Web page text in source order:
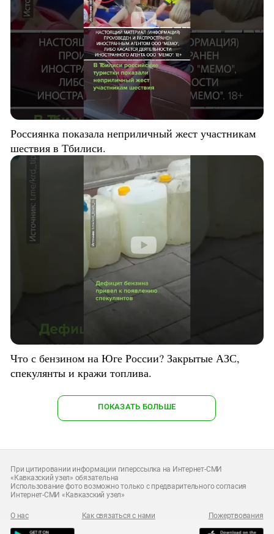
Россиянка показала неприличный жест участникам
шествия в Тбилиси.
Что с бензином на Юге России? Закрытые АЗС,
спекулянты и кражи топлива.
ПОКАЗАТЬ БОЛЬШЕ
При цитировании информации гиперссылка на Интернет-СМИ
«Кавказский узел» обязательна
Использование фото возможно только с предварительного согласия
Интернет-СМИ «Кавказский узел»
О нас Как связаться с нами Пожертвования